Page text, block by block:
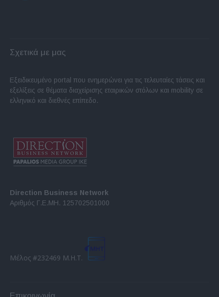
Σχετικά με μας
Εξειδικευμένο portal που ενημερώνει για τις τελευταίες τάσεις και
εξελίξεις σε θέματα διαχείρισης εταιρικών στόλων και mobility σε
ελληνικό και διεθνές επίπεδο.
Direction Business Network
Αριθμός Γ.Ε.ΜΗ. 125702501000
Μέλος #232469 Μ.Η.Τ.